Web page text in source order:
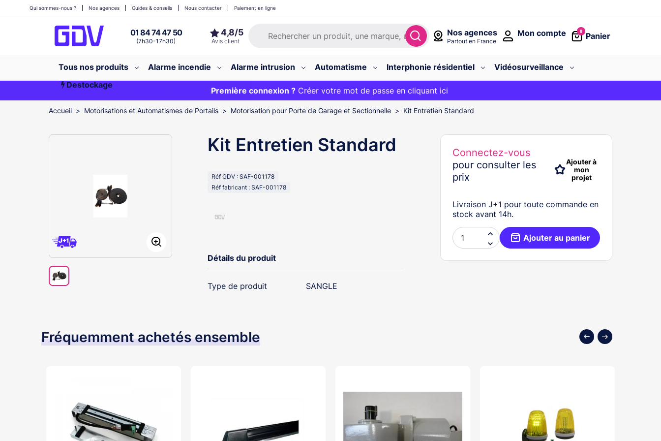
Nos agences
Partout en France
01 84 74 47 50
(7h30-17h30)
0
Panier
Mon compte
Qui sommes-nous ? Nos agences Guides & conseils Nous contacter Paiement en ligne
Tous nos produits Alarme incendie Alarme intrusion Automatisme Interphonie résidentiel
Vidéosurveillance
Destockage
Première commande ?20€ OFFERT sur votre panier et livraison 24/48h gratuite avec le code
Première connexion ?Créer votre mot de passe en cliquant ici
EXCLU WEB :
Accueil Motorisations et Automatismes de Portails Motorisation pour Porte de Garage et Sectionnelle Kit Entretien Standard
Kit Entretien Standard
Réf GDV : SAF-001178
Réf fabricant : SAF-001178
Détails du produit
Type de produit SANGLE
Connectez-vous
pour consulter les
prix
Ajouter à
mon
projet
Livraison J+1 pour toute commande en
stock avant 14h.

 Ajouter au panier
Fréquemment achetés ensemble